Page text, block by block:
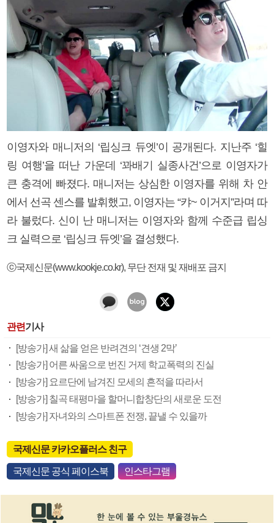
이영자와 매니저의 ‘립싱크 듀엣’이 공개된다. 지난주 ‘힐
링 여행’을 떠난 가운데 ‘꽈배기 실종사건’으로 이영자가
큰 충격에 빠졌다. 매니저는 상심한 이영자를 위해 차 안
에서 선곡 센스를 발휘했고, 이영자는 “캬~ 이거지”라며 따
라 불렀다. 신이 난 매니저는 이영자와 함께 수준급 립싱
크 실력으로 ‘립싱크 듀엣’을 결성했다.
ⓒ국제신문(www.kookje.co.kr), 무단 전재 및 재배포 금지
관련기사
[방송가] 새 삶을 얻은 반려견의 ‘견생 2막’
[방송가] 어른 싸움으로 번진 거제 학교폭력의 진실
[방송가] 요르단에 남겨진 모세의 흔적을 따라서
[방송가] 칠곡 태평마을 할머니합창단의 새로운 도전
[방송가] 자녀와의 스마트폰 전쟁, 끝낼 수 있을까
국제신문 카카오플러스 친구
국제신문 공식 페이스북 인스타그램